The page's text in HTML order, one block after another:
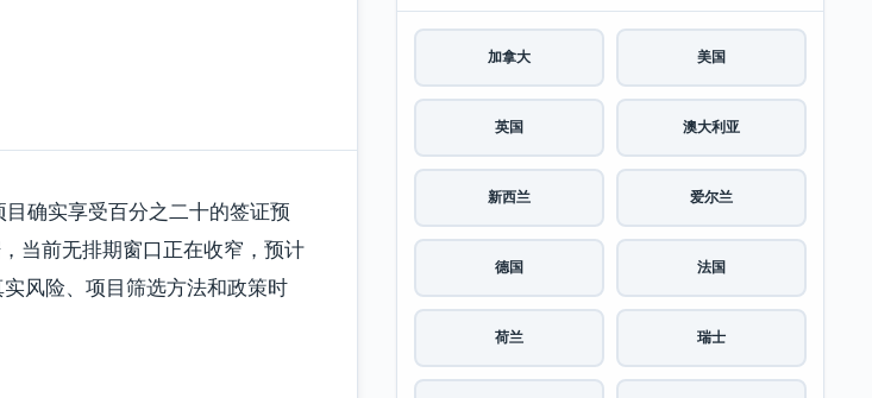
确实享受百分之二十的签证预
当前无排期窗口正在收窄，预计
风险、项目筛选方法和政策时
加拿大 美国
英国 澳大利亚
新西兰 爱尔兰
德国 法国
荷兰 瑞士